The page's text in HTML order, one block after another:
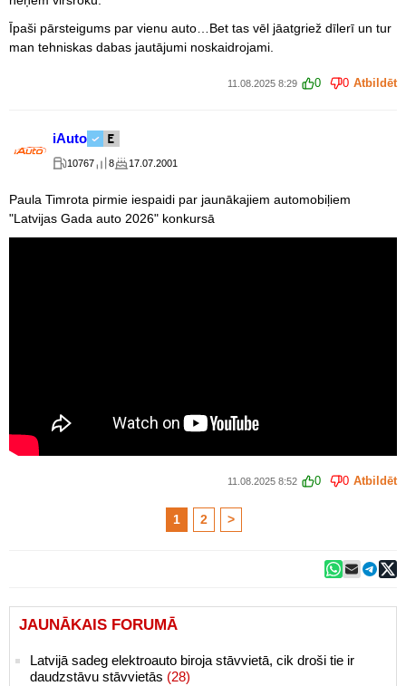
Īpaši pārsteigums par vienu auto…Bet tas vēl jāatgriež dīlerī un tur
man tehniskas dabas jautājumi noskaidrojami.
11.08.2025 8:29 0 0 Atbildēt
iAuto
10767 8 17.07.2001
Paula Timrota pirmie iespaidi par jaunākajiem automobiļiem
"Latvijas Gada auto 2026" konkursā
11.08.2025 8:52 0 0 Atbildēt
1 2 >
JAUNĀKAIS FORUMĀ
Latvijā sadeg elektroauto biroja stāvvietā, cik droši tie ir
daudzstāvu stāvvietās (28)